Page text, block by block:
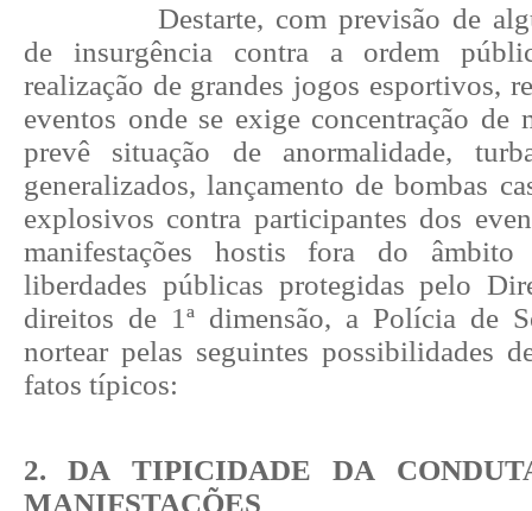
Destarte, com previsão de
de insurgência contra a ordem
realização de grandes jogos esportivos,
eventos onde se exige concentração de
prevê situação de anormalidade,
generalizados, lançamento de bombas
explosivos contra participantes dos
manifestações hostis fora do âmbito
liberdades públicas protegidas pelo
direitos de 1ª dimensão, a Polícia de
nortear pelas seguintes possibilidades
fatos típicos:
2. DA TIPICIDADE DA
MANIFSTAÇÕES